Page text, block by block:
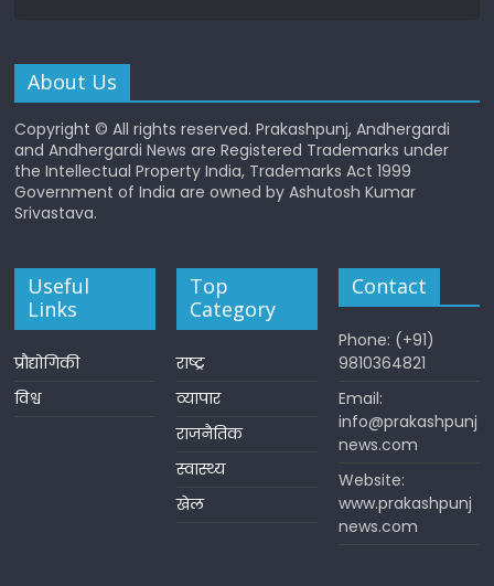
About Us
Copyright © All rights reserved. Prakashpunj, Andhergardi
and Andhergardi News are Registered Trademarks under
the Intellectual Property India, Trademarks Act 1999
Government of India are owned by Ashutosh Kumar
Srivastava.
Useful
Links
प्रौद्योगिकी
विश्व
Top
Category
राष्ट्र
व्यापार
राजनैतिक
स्वास्थ्य
खेल
Contact
Phone: (+91)
9810364821
Email:
info@prakashpunj
news.com
Website:
www.prakashpunj
news.com